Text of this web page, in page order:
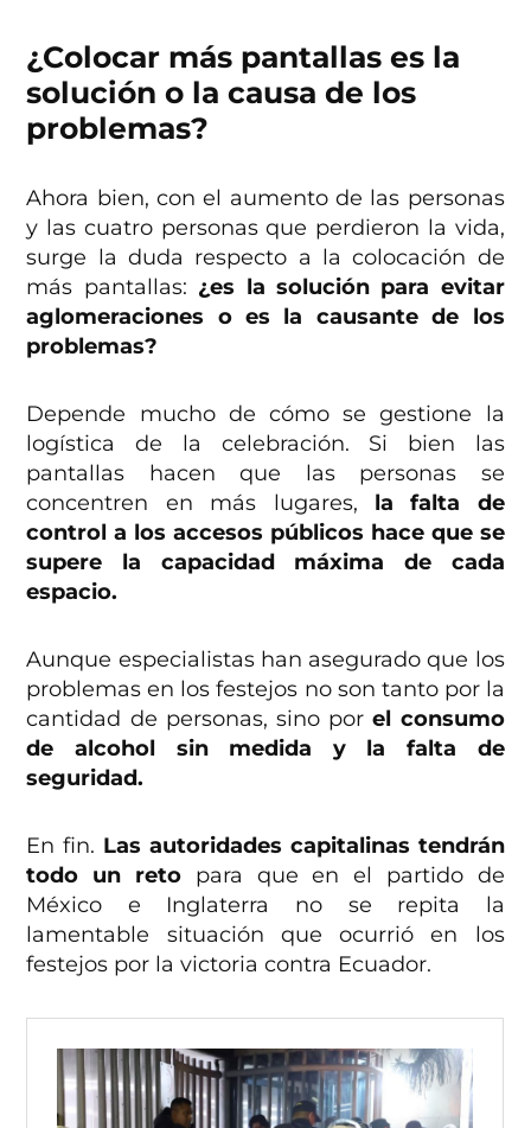
¿Colocar más pantallas es la
solución o la causa de los
problemas?
Ahora bien, con el aumento de las personas
y las cuatro personas que perdieron la vida,
surge la duda respecto a la colocación de
más pantallas: ¿es la solución para evitar
aglomeraciones o es la causante de los
problemas?
Depende mucho de cómo se gestione la
logística de la celebración. Si bien las
pantallas hacen que las personas se
concentren en más lugares, la falta de
control a los accesos públicos hace que se
supere la capacidad máxima de cada
espacio.
Aunque especialistas han asegurado que los
problemas en los festejos no son tanto por la
cantidad de personas, sino porel consumo
de alcohol sin medida y la falta de
seguridad.
En fin. Las autoridades capitalinas tendrán
todo un reto para que en el partido de
México e Inglaterra no se repita la
lamentable situación que ocurrió en los
festejos por la victoria contra Ecuador.